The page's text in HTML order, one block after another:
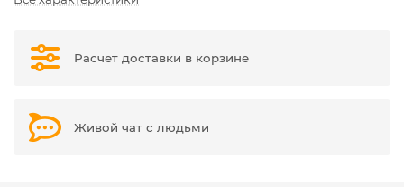
Расчет доставки в корзине
Живой чат с людьми